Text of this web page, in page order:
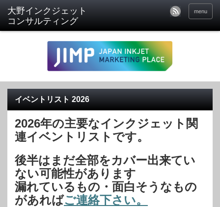
menu
イベントリスト 2026
2026年の主要なインクジェット関
連イベントリストです。
後半はまだ全部をカバー出来てい
ない可能性があります
漏れているもの・面白そうなもの
があればご連絡下さい。